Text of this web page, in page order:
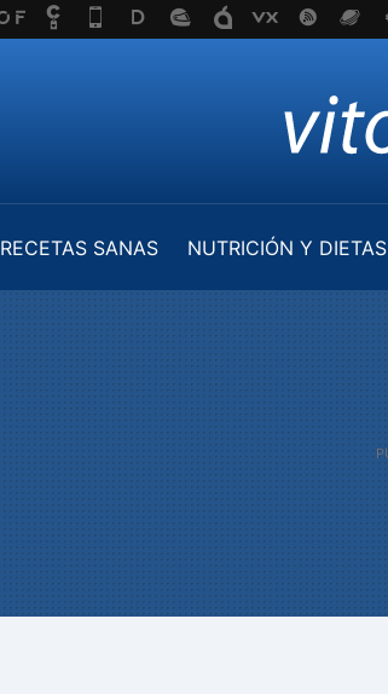
RECETAS SANAS NUTRICIÓN Y DIETAS